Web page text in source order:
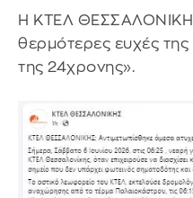
Η ΚΤΕΛ
θερμότερες ευχές
της 24χρονης».